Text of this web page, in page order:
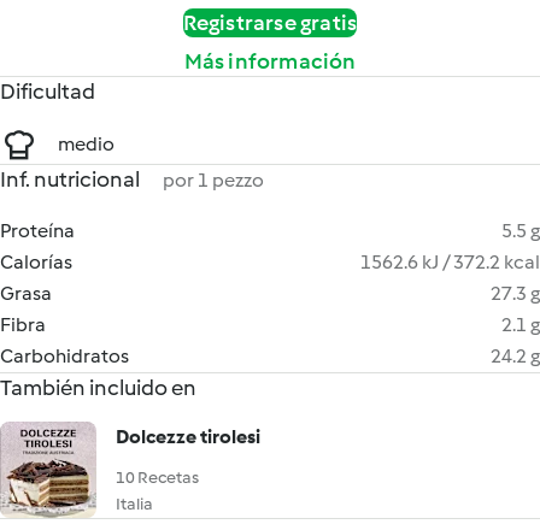
Registrarse gratis
Más información
Dificultad
medio
Inf. nutricional por 1 pezzo
Proteína
5.5 g
Calorías
1562.6 kJ / 372.2 kcal
Grasa
27.3 g
Fibra
2.1 g
Carbohidratos
24.2 g
También incluido en
Dolcezze tirolesi
10 Recetas
Italia